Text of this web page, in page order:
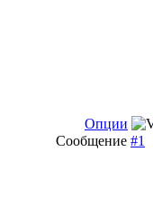
Опции
Сообщение #1